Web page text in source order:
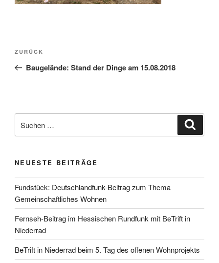
Beitragsnavigation
Vorheriger
Beitrag
ZURÜCK
Baugelände: Stand der Dinge am 15.08.2018
nach:
NEUESTE BEITRÄGE
Fundstück: Deutschlandfunk-Beitrag zum Thema
Gemeinschaftliches Wohnen
Fernseh-Beitrag im Hessischen Rundfunk mit BeTrift in
Niederrad
BeTrift in Niederrad beim 5. Tag des offenen Wohnprojekts